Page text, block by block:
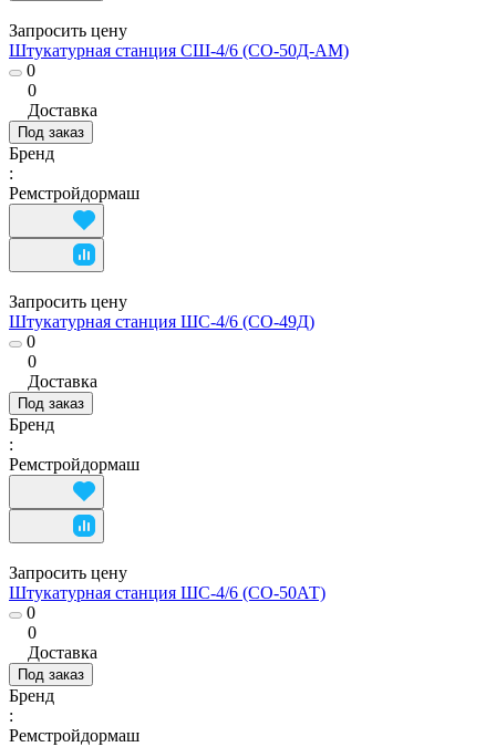
Запросить цену
Штукатурная станция СШ-4/6 (СО-50Д-АМ)
0
0
Доставка
Под заказ
Бренд
:
Ремстройдормаш
Запросить цену
Штукатурная станция ШС-4/6 (СО-49Д)
0
0
Доставка
Под заказ
Бренд
:
Ремстройдормаш
Запросить цену
Штукатурная станция ШС-4/6 (СО-50АТ)
0
0
Доставка
Под заказ
Бренд
:
Ремстройдормаш